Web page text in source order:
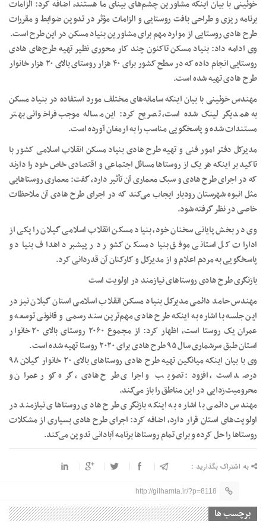
خوئینی با بیان اینکه مشاورین چشم‌های بینای ما هستند، اضافه کرد: الزامات
برنامه ریزی و طراحی بافت روستایی و الزامات مؤثر در تدوین ضوابط و مقررات
طرح هادی روستایی از موارد مهم برای مشاورین بنیاد مسکن در این طرح است.
وی ادامه داد: بنیاد مسکن تاکنون چند کار محوری نظیر تهیه طرح‌های هادی
روستایی انجام داده که در سطح کشور برای ۴۰ هزار روستای بالای ۲۰ هزار خانوار
طرح هادی تهیه شده است.
مهندس خوئینی با بیان اینکه سامانه‌های مختلف مورد استفاده در بنیاد مسکن
به همدیگر لینک شده است، تصریح کرد: این مساله موجب فراخوانی بهتر
مستندات شده و پاسخگویی مناسب را به ارمغان آورده است.
مدیرکل دفتر امور فنی و تهیه طرح هادی بنیاد مسکن انقلاب اسلامی کشور با
تاکید بر اینکه هر یک از روستاها مسائل اجتماعی و اقتصادی خاص خود را دارند
که در اجرای طرح هادی و سبک معماری آن تأثیر دارد، گفت: معماری روستاهایی
مثل انبوه شهرستان رودبار ایجاب می‌کند که در اجرای طرح هادی آن ملاحظات
خاصی در نظر گرفته شود.
وی در بخش پایانی سخنان خود، بنیاد مسکن انقلاب اسلامی گیلان را یکی از
ادارات کل استانی موفق بنیاد مسکن کشور در پیشبرد اهداف بنیاد و
پاسخگویی به مردم اعلام و از مدیرکل و کارکنان آن قدردانی کرد.
بازنگری طرح هادی روستاهای نیازمند در اولویت است
مهندس حامد دائمی مدیرکل بنیاد مسکن انقلاب اسلامی استان گیلان نیز در
این جلسه با اشاره به اینکه طرح هادی مهم‌ترین سند رسمی و قانونی توسعه و
عمران یک روستا است، اظهار کرد: از مجموع ۲۰۶۰ روستای بالای ۲۰ خانوار
استان طبق سرشماری سال ۹۵ طرح هادی برای ۲۰۲۰ روستا تهیه شده است.
وی با بیان اینکه میانگین تهیه طرح هادی روستاهای بالای ۲۰ خانوار گیلان ۹۸
درصد است، افزود: تصویب و اجرای طرح هادی، گره کور عمران و
محرومیت‌زدایی در این مناطق را باز می‌کند.
مهندس دائمی با اشاره به اینکه بازنگری طرح هادی روستاهای نیازمند در
اولویت‌های استان قرار دارد، اضافه کرد: اجرای طرح هادی بسیاری از مشکلات
روستاها را حل کرده و برای تمام روستاها برنامه آبادانی تدوین می‌کند.
به اشتراک بگذارید :
http://gilhamta.ir/?p=8118
برچسب ها